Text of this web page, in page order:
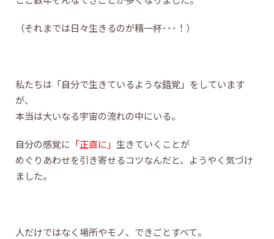
（それまでは日々生きるのが精一杯･･･！）
私たちは「自分で生きているような錯覚」をしています
が、
本当は大いなる宇宙の流れの中にいる。
自分の感覚に 「正直に」 生きていくことが
めぐりあわせを引き寄せるコツなんだと、ようやく気づけ
ました。
人だけではなく場所やモノ、できごとすべて。